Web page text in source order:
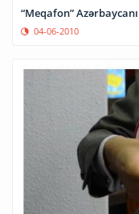
“Meqafon”
04-06-2010